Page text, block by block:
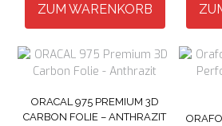
ZUM WARENKORB
ORACAL 975 PREMIUM 3D
CARBON FOLIE – ANTHRAZIT